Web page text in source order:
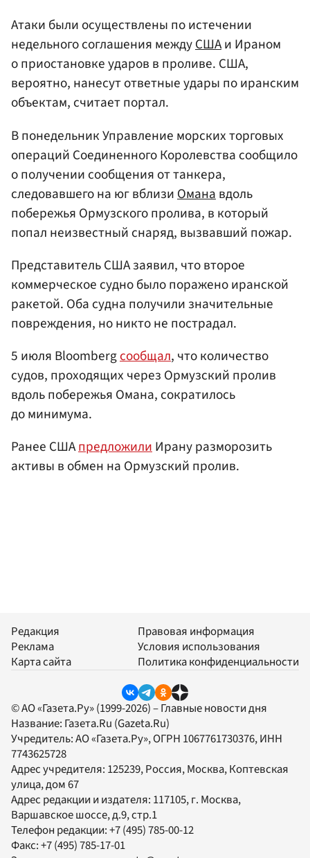
Атаки были осуществлены по истечении
недельного соглашения междуСШАи Ираном
о приостановке ударов в проливе. США,
вероятно, нанесут ответные удары по иранским
объектам, считает портал.
В понедельник Управление морских торговых
операций Соединенного Королевства сообщило
о получении сообщения от танкера,
следовавшего на юг вблизи Омана вдоль
побережья Ормузского пролива, в который
попал неизвестный снаряд, вызвавший пожар.
Представитель США заявил, что второе
коммерческое судно было поражено иранской
ракетой. Оба судна получили значительные
повреждения, но никто не пострадал.
5 июля Bloombergсообщал, что количество
судов, проходящих через Ормузский пролив
вдоль побережья Омана, сократилось
до минимума.
Ранее СШАпредложилиИрану разморозить
активы в обмен на Ормузский пролив.
Редакция
Реклама
Карта сайта
Правовая информация
Условия использования
Политика конфиденциальности
© АО «Газета.Ру» (1999-2026) – Главные новости дня
Название: Газета.Ru (Gazeta.Ru)
Учредитель:АО «Газета.Ру», ОГРН 1067761730376, ИНН
7743625728
Адрес учредителя: 125239, Россия, Москва, Коптевская
улица, дом 67
Адрес редакции и издателя: 117105, г. Москва,
Варшавское шоссе, д.9, стр.1
Телефон редакции:+7 (495) 785-00-12
Факс:+7 (495) 785-17-01